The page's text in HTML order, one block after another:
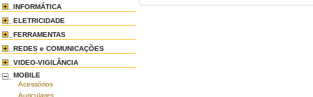
INFORMÁTICA
ELETRICIDADE
FERRAMENTAS
REDES e COMUNICAÇÕES
VIDEO-VIGILÂNCIA
MOBILE
Acessórios
Auriculares